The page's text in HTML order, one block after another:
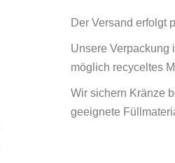
Der Versand erfolgt
Unsere Verpackung
möglich recyceltes
Wir sichern Kränze
geeignete